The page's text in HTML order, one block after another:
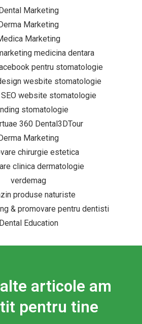
Marketing
Marketing
Marketing
medicina dentara
pentru stomatologie
wesbite stomatologie
website stomatologie
stomatologie
360 Dental3DTour
Marketing
chirurgie estetica
clinica dermatologie
verdemag
produse naturiste
& promovare pentru dentisti
Dental Education
articole am
pentru tine